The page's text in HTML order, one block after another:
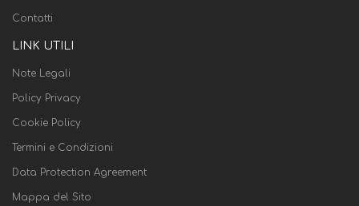
Contatti
LINK UTILI
Note Legali
Policy Privacy
Cookie Policy
Termini e Condizioni
Data Protection Agreement
Mappa del Sito